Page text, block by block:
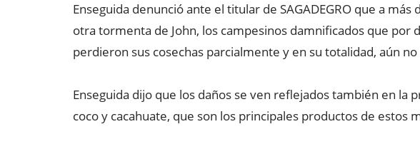
Enseguida denunció ante el titular de SAGADEGRO que a
otra tormenta de John, los campesinos damnificados que
perdieron sus cosechas parcialmente y en su totalidad, aún
Enseguida dijo que los daños se ven reflejados también en la
coco y cacahuate, que son los principales productos de estos